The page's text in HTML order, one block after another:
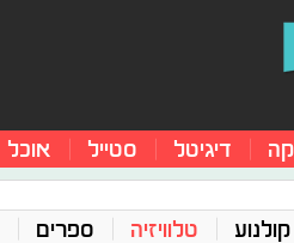
דיגיטל סטייל אוכל
קולנוע טלוויזיה ספרים